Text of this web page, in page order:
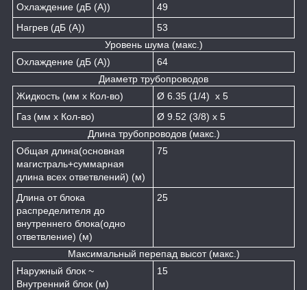
Охлаждение (дБ (A))
49
Нагрев (дБ (A))
53
Уровень шума (макс.)
Охлаждение (дБ (A))
64
Диаметр трубопроводов
Жидкость (мм x Кол-во)
Ø 6.35 (1/4) x 5
Газ (мм x Кол-во)
Ø 9.52 (3/8) x 5
Длина трубопроводов (макс.)
Общая длина(основная
магистраль+суммарная
длина всех ответвлений) (м)
75
Длина от блока
распределителя до
внутреннего блока(одно
ответвление) (м)
25
Максимальный перепад высот (макс.)
Наружный блок ~
Внутренний блок (м)
15